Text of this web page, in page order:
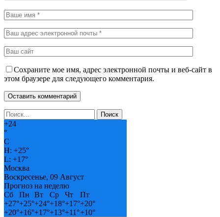
Сохраните мое имя, адрес электронной почты и веб-сайт в
этом браузере для следующего комментария.
+24
°
C
H: +25°
L: +17°
Москва
Воскресенье, 09 Август
Прогноз на неделю
Сб
Пн Вт Ср Чт
Пт
+27°+25°+24°+18°+17°+20°
+20°+16°+17°+13°+11°+10°